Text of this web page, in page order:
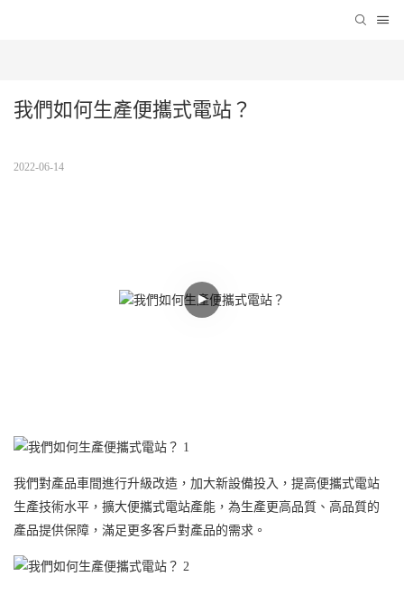
我們如何生產便攜式電站？
2022-06-14
我們對產品車間進行升級改造，加大新設備投入，提高便攜式電站
生產技術水平，擴大便攜式電站產能，為生產更高品質、高品質的
產品提供保障，滿足更多客戶對產品的需求。